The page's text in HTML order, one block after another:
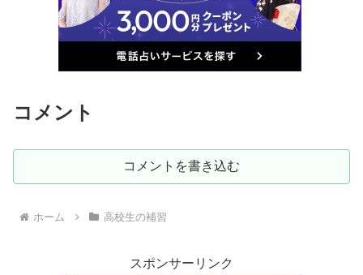
コメント
コメントを書き込む
ホーム 高校生の補習
スポンサーリンク